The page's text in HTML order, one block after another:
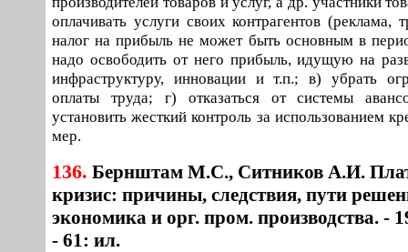
оплачивать услуги своих контрагентов (реклама,
налог на прибыль не может быть основным в
надо освободить от него прибыль, идущую на
инфраструктуру, инновации и т.п.; в) убрать
оплаты труда; г) отказаться от системы
установить жесткий контроль за использованием
мер.
136. Бернштам М.С., Ситников А.И.
кризис: причины, следствия, пути
экономика и орг. пром. производства. -
- 61: ил.